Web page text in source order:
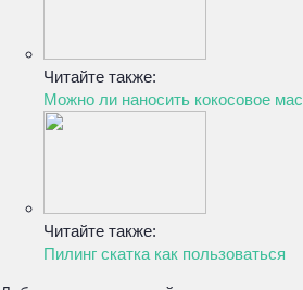
Читайте также:
Можно ли наносить кокосовое
Читайте также:
Пилинг скатка как пользоваться